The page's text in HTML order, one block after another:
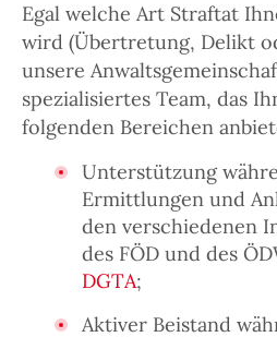
Egal welche Art Straftat
wird (Übertretung, Delikt
unsere
spezialisiertes Team, das
folgenden Bereichen
Unterstützung
Ermittlungen und
den verschiedenen
des FÖD und des
DGTA;
Aktiver Beistand